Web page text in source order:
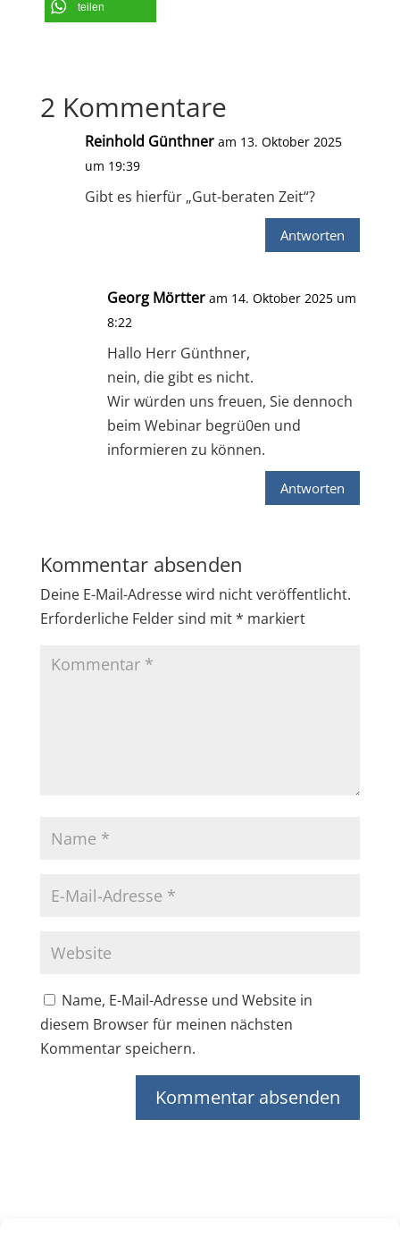
teilen
2 Kommentare
Reinhold Günthner am 13. Oktober 2025
um 19:39
Gibt es hierfür „Gut-beraten Zeit“?
Antworten
Georg Mörtter am 14. Oktober 2025 um
8:22
Hallo Herr Günthner,
nein, die gibt es nicht.
Wir würden uns freuen, Sie dennoch
beim Webinar begrü0en und
informieren zu können.
Antworten
Kommentar absenden
Deine E-Mail-Adresse wird nicht veröffentlicht.
Erforderliche Felder sind mit* markiert
Name, E-Mail-Adresse und Website in
diesem Browser für meinen nächsten
Kommentar speichern.